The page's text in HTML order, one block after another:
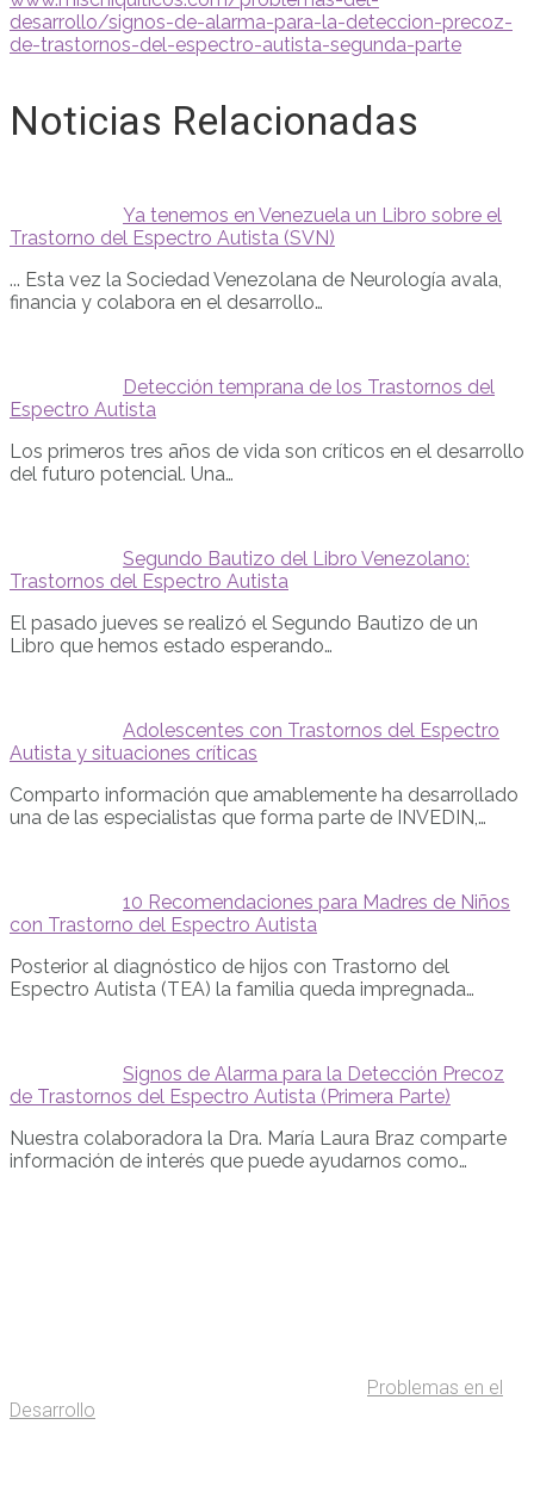
desarrollo/signos-de-alarma-para-la-deteccion-precoz-
de-trastornos-del-espectro-autista-segunda-parte
Noticias Relacionadas
Ya tenemos en Venezuela un Libro sobre el
Trastorno del Espectro Autista (SVN)
... Esta vez la Sociedad Venezolana de Neurología avala,
financia y colabora en el desarrollo…
Detección temprana de los Trastornos del
Espectro Autista
Los primeros tres años de vida son críticos en el desarrollo
del futuro potencial. Una…
Segundo Bautizo del Libro Venezolano:
Trastornos del Espectro Autista
El pasado jueves se realizó el Segundo Bautizo de un
Libro que hemos estado esperando…
Adolescentes con Trastornos del Espectro
Autista y situaciones críticas
Comparto información que amablemente ha desarrollado
una de las especialistas que forma parte de INVEDIN,…
10 Recomendaciones para Madres de Niños
con Trastorno del Espectro Autista
Posterior al diagnóstico de hijos con Trastorno del
Espectro Autista (TEA) la familia queda impregnada…
Signos de Alarma para la Detección Precoz
de Trastornos del Espectro Autista (Primera Parte)
Nuestra colaboradora la Dra. María Laura Braz comparte
información de interés que puede ayudarnos como…
Problemas en el
Desarrollo